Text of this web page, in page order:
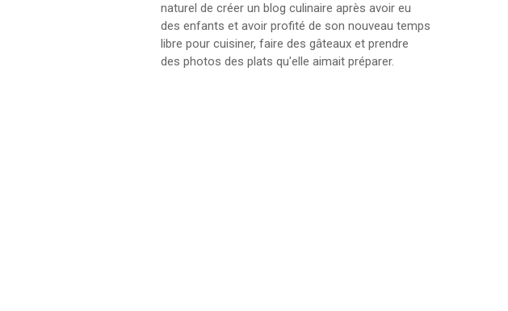
naturel de créer un blog culinaire après avoir eu
des enfants et avoir profité de son nouveau temps
libre pour cuisiner, faire des gâteaux et prendre
des photos des plats qu'elle aimait préparer.